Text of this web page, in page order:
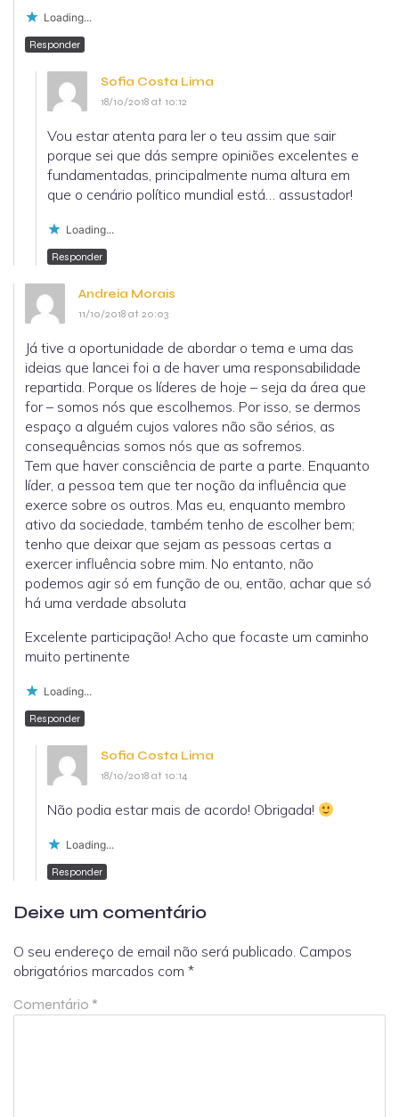
Loading...
Responder
Sofia Costa Lima
18/10/2018 at 10:12
Vou estar atenta para ler o teu assim que sair
porque sei que dás sempre opiniões excelentes e
fundamentadas, principalmente numa altura em
que o cenário político mundial está… assustador!
Loading...
Responder
Andreia Morais
11/10/2018 at 20:03
Já tive a oportunidade de abordar o tema e uma das
ideias que lancei foi a de haver uma responsabilidade
repartida. Porque os líderes de hoje – seja da área que
for – somos nós que escolhemos. Por isso, se dermos
espaço a alguém cujos valores não são sérios, as
consequências somos nós que as sofremos.
Tem que haver consciência de parte a parte. Enquanto
líder, a pessoa tem que ter noção da influência que
exerce sobre os outros. Mas eu, enquanto membro
ativo da sociedade, também tenho de escolher bem;
tenho que deixar que sejam as pessoas certas a
exercer influência sobre mim. No entanto, não
podemos agir só em função de ou, então, achar que só
há uma verdade absoluta
Excelente participação! Acho que focaste um caminho
muito pertinente
Loading...
Responder
Sofia Costa Lima
18/10/2018 at 10:14
Não podia estar mais de acordo! Obrigada!
Loading...
Responder
Deixe um comentário
O seu endereço de email não será publicado. Campos
obrigatórios marcados com *
Comentário *